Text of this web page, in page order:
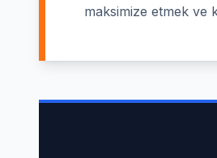
maksimize etmek ve